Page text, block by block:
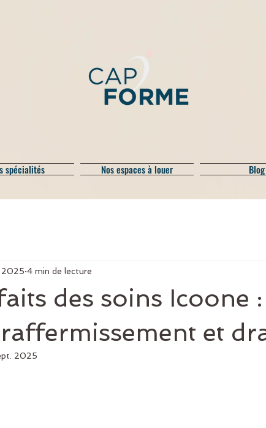
spécialités Nos espaces à louer Blog
des soins Icoone
et
2025 4 min de lecture
2025